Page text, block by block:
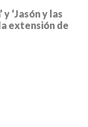
‘Jasón y las
extensión de